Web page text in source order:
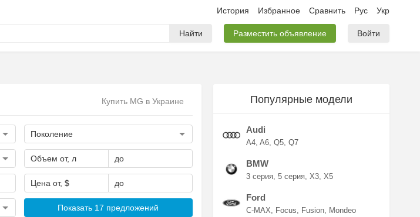
История Избранное Сравнить Рус Укр
Найти Разместить объявление Войти
Купить MG в Украине
Поколение
Объем от, л до
Цена от, $ до
Показать 17 предложений
Популярные модели
Audi
A4 A6 Q5 Q7
BMW
3 серия 5 серия X3 X5
Ford
C-MAX Focus Fusion Mondeo